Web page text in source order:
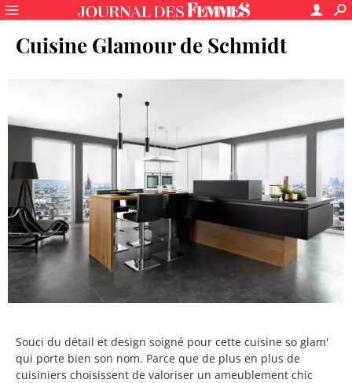
Cuisine Glamour de Schmidt
Souci du détail et design soigné pour cette cuisine so glam'
qui porte bien son nom. Parce que de plus en plus de
cuisiniers choisissent de valoriser un ameublement chic